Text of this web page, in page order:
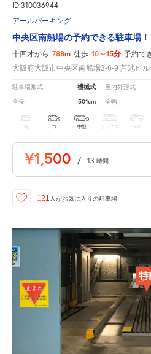
ID:310036944
アールパーキング
中央区南船場の予約できる駐車場！
十四才から 788m 徒歩 10～15分 予約で
大阪府大阪市中央区南船場3-6-9 芦池ビ
駐車場形式 機械式 屋内外形式
全長 501cm 全幅
軽 コ 中型 ボックス SUV
¥1,500 / 13 時間
121 人がお気に入りの駐車場